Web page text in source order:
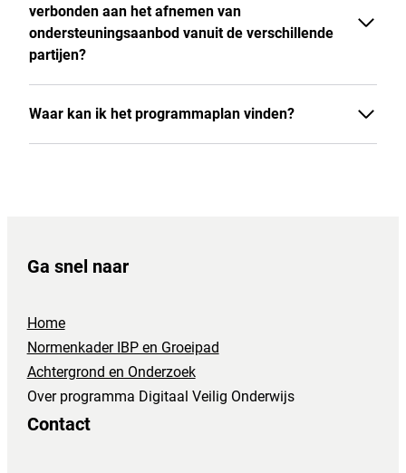
verbonden aan het afnemen van
ondersteuningsaanbod vanuit de verschillende
partijen?
Waar kan ik het programmaplan vinden?
Ga snel naar
Home
Normenkader IBP en Groeipad
Achtergrond en Onderzoek
Over programma Digitaal Veilig Onderwijs
Contact